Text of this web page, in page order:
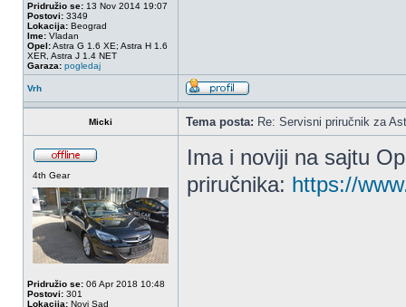
Pridružio se: 13 Nov 2014 19:07
Postovi: 3349
Lokacija: Beograd
Ime: Vladan
Opel:Astra G 1.6 XE; Astra H 1.6
XER, Astra J 1.4 NET
Garaza: pogledaj
Vrh
Micki Tema posta: Re: Servisni priručnik za
4th Gear
Pridružio se: 06 Apr 2018 10:48
Postovi: 301
Lokacija: Novi Sad
Ima i noviji na sajtu
priručnika: https://